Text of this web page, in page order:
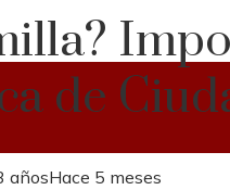
de
añosHace 5 meses